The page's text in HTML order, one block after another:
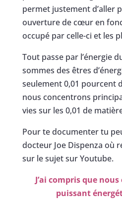
permet justement d’aller
ouverture de cœur en
occupé par celle-ci et les
Tout passe par l’énergie
sommes des êtres
seulement 0,01 pourcent
nous concentrons
vies sur les 0,01 de
Pour te documenter tu
docteur Joe Dispenza où
sur le sujet sur Youtube.
J’ai compris que
puissant